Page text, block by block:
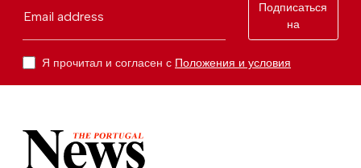
Email address
Подписаться
на
Я прочитал и согласен с Положения и условия